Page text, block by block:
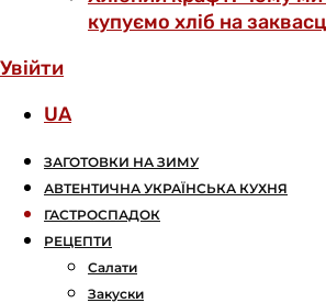
купуємо хліб на
Увійти
UA
ЗАГОТОВКИ НА ЗИМУ
АВТЕНТИЧНА УКРАЇНСЬКА КУХНЯ
ГАСТРОСПАДОК
РЕЦЕПТИ
Салати
Закуски